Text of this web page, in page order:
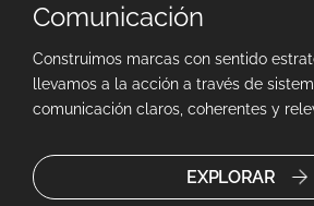
Comunicación
Construimos marcas con sentido
llevamos a la acción a través de
comunicación claros, coherentes y
EXPLORAR